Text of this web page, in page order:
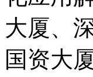
大厦、
国资大